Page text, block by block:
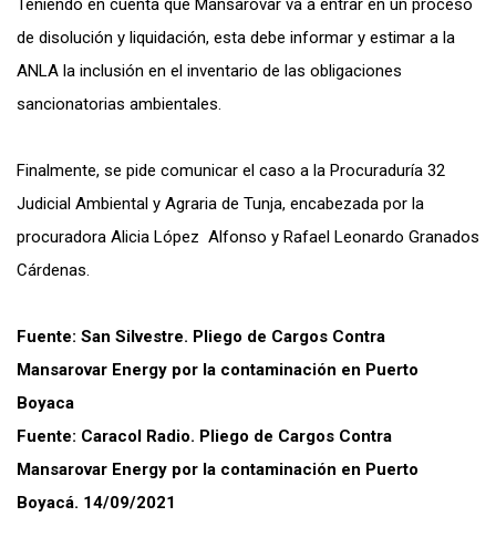
Teniendo en cuenta que Mansarovar va a entrar en un proceso
de disolución y liquidación, esta debe informar y estimar a la
ANLA la inclusión en el inventario de las obligaciones
sancionatorias ambientales.
Finalmente, se pide comunicar el caso a la Procuraduría 32
Judicial Ambiental y Agraria de Tunja, encabezada por la
procuradora Alicia López Alfonso y Rafael Leonardo Granados
Cárdenas.
Fuente: San Silvestre. Pliego de Cargos Contra
Mansarovar Energy por la contaminación en Puerto
Boyaca
Fuente: Caracol Radio. Pliego de Cargos Contra
Mansarovar Energy por la contaminación en Puerto
Boyacá. 14/09/2021